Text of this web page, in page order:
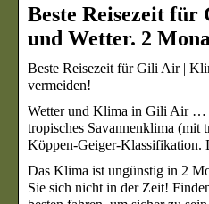
Beste Reisezeit
und Wetter. 2
Beste Reisezeit für Gili Air |
vermeiden!
Wetter und Klima in Gili Air …
tropisches Savannenklima (mit
Köppen-Geiger-
Das Klima ist ungünstig in 2
Sie sich nicht in der Zeit!